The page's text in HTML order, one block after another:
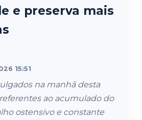
e preserva mais
15:51
na manhã desta
ao acumulado do
ostensivo e constante